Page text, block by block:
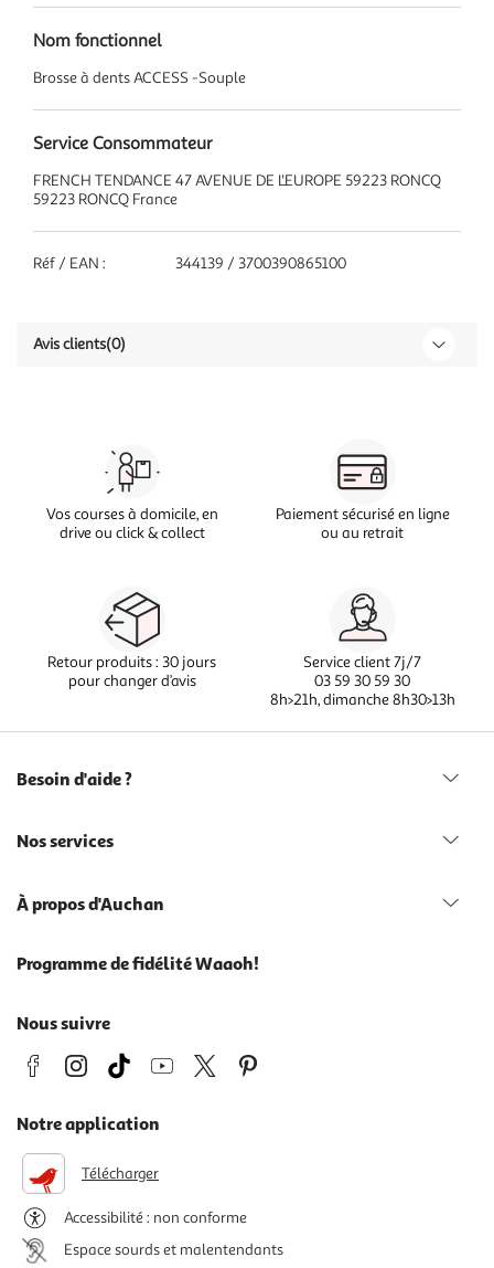
Nom fonctionnel
Brosse à dents ACCESS -Souple
Service Consommateur
FRENCH TENDANCE 47 AVENUE DE L'EUROPE 59223 RONCQ
59223 RONCQ France
Réf / EAN : 344139 / 3700390865100
Avis clients(0)
Vos courses à domicile, en
drive ou click & collect
Paiement sécurisé en ligne
ou au retrait
Retour produits : 30 jours
pour changer d’avis
Service client 7j/7
03 59 30 59 30
8h>21h, dimanche 8h30>13h
Besoin d'aide ?
Nos services
À propos d'Auchan
Programme de fidélité Waaoh!
Nous suivre
Notre application
Télécharger
Accessibilité : non conforme
Espace sourds et malentendants